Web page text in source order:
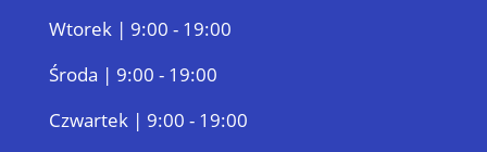
Wtorek | 9:00 - 19:00
Środa | 9:00 - 19:00
Czwartek | 9:00 - 19:00